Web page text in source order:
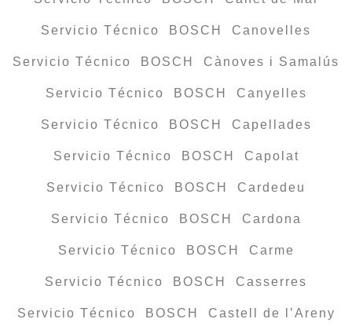
Servicio Técnico BOSCH Canovelles
Servicio Técnico BOSCH Cànoves i Samalús
Servicio Técnico BOSCH Canyelles
Servicio Técnico BOSCH Capellades
Servicio Técnico BOSCH Capolat
Servicio Técnico BOSCH Cardedeu
Servicio Técnico BOSCH Cardona
Servicio Técnico BOSCH Carme
Servicio Técnico BOSCH Casserres
Servicio Técnico BOSCH Castell de l’Areny